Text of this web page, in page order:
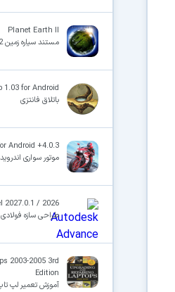
Planet Earth II
مستند سیاره زمین 2 با کیفیت عالی
for Android
باتلاق فانتزی
Android +4.0.3
موتور سواری اندروید
2027.0.1 / 2026
طراحی سازه فولادی
2003-2005 3rd
Edition
آموزش تعمیر لپ